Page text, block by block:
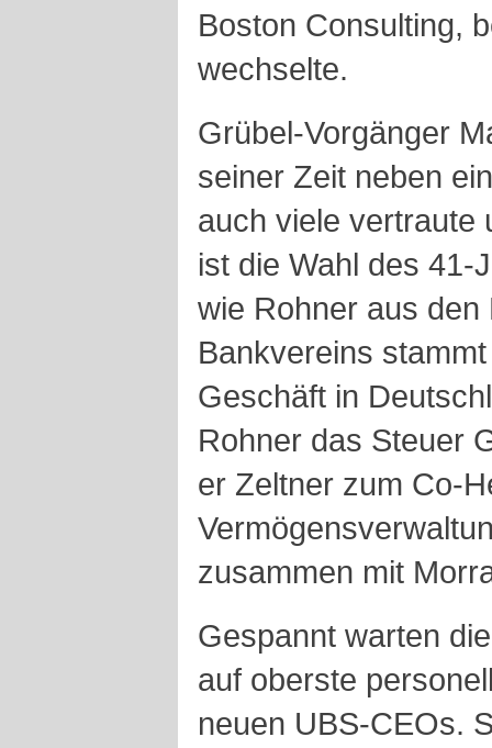
Boston Consulting,
wechselte.
Grübel-Vorgänger
seiner Zeit neben
auch viele vertraute
ist die Wahl des 41-
wie Rohner aus
Bankvereins
Geschäft in
Rohner das Steuer
er Zeltner zum Co-
zusammen mit
Gespannt warten
auf oberste
neuen UBS-CEOs.